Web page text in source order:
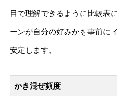
目で理解できるように比較表
ーンが自分の好みかを事前に
安定します。
かき混ぜ頻度